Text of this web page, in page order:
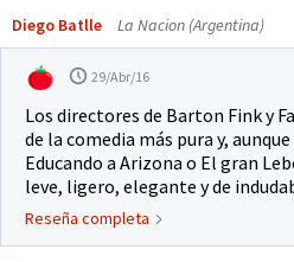
Diego Batlle La Nacion (Argentina)
29/Abr/16
Los directores de Barton Fink y
de la comedia más pura y,
Educando a Arizona o El gran
leve, ligero, elegante y de
Reseña completa